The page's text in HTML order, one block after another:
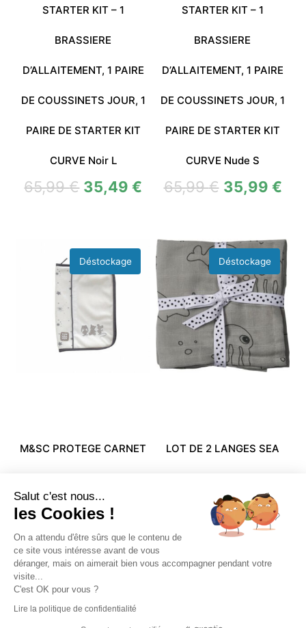
STARTER KIT – 1
BRASSIERE
D’ALLAITEMENT, 1 PAIRE
DE COUSSINETS JOUR, 1
PAIRE DE STARTER KIT
CURVE Noir L
65,99€ 35,49€
STARTER KIT – 1
BRASSIERE
D’ALLAITEMENT, 1 PAIRE
DE COUSSINETS JOUR, 1
PAIRE DE STARTER KIT
CURVE Nude S
65,99€ 35,99 €
M&SC PROTEGE CARNET
19,99€ 9,89
LOT DE 2 LANGES SEA
24,99€ 11,39€
Accueil Ma boutique
Comment ça marche ?
Salut c'est nous...
les Cookies !
On a attendu d'être sûrs que le contenu de
ce site vous intéresse avant de vous
déranger, mais on aimerait bien vous accompagner pendant votre
visite...
C'est OK pour vous ?
Lire la politique de confidentialité